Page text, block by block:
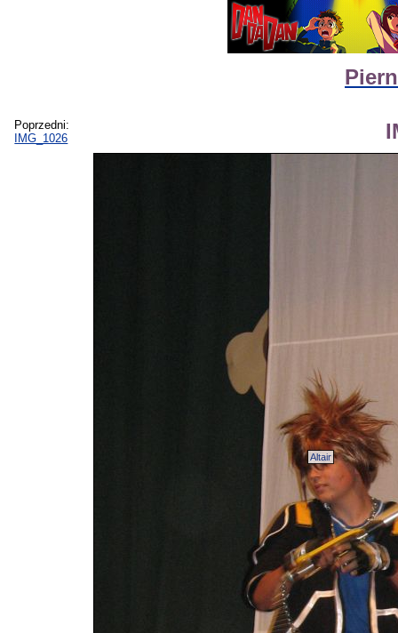
Poprzedni:
IMG_1026
Altair